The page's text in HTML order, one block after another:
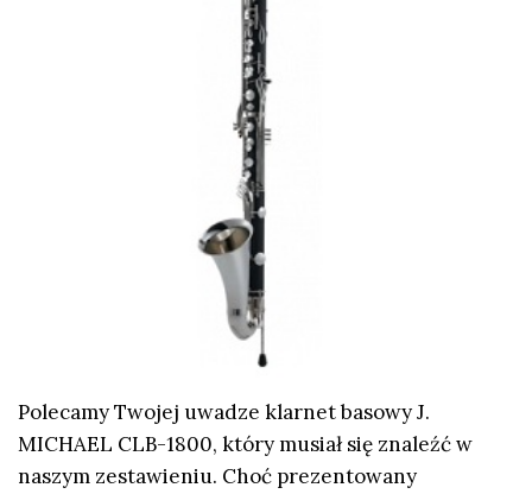
Polecamy Twojej uwadze klarnet basowy J.
MICHAEL CLB-1800, który musiał się znaleźć w
naszym zestawieniu. Choć prezentowany